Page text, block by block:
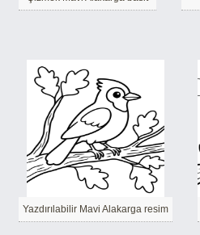
Yazdırılabilir Mavi Alakarga resim